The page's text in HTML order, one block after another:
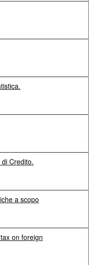
Credito.
a scopo
on foreign